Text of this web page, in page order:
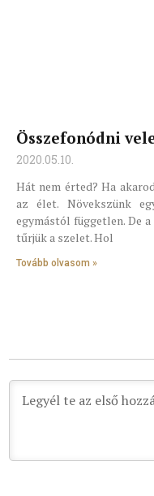
Összefonódni
2020.05.10.
Hát nem érted? Ha
az élet. Növekszünk
egymástól független. De
tűrjük a szelet. Hol
Tovább olvasom »